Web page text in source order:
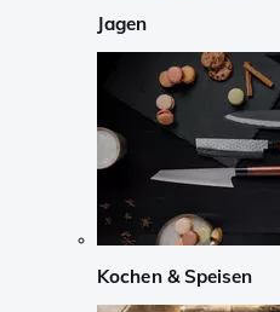
Jagen
Kochen & Speisen